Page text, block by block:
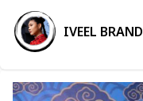
IVEEL BRAND